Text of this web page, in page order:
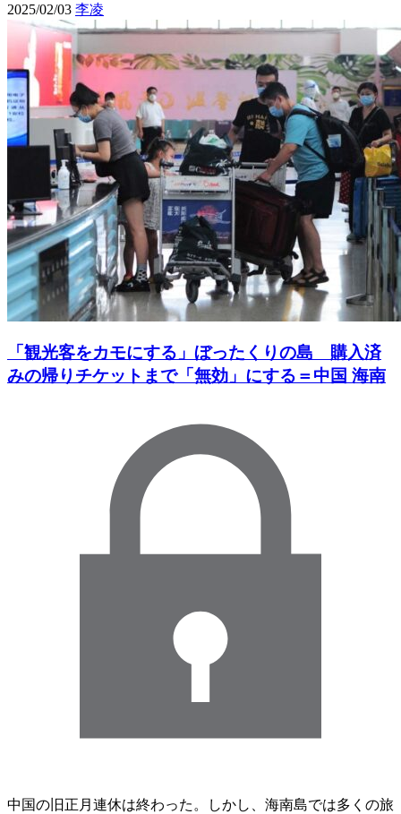
2025/02/03 李凌
「観光客をカモにする」ぼったくりの島 購入済
みの帰りチケットまで「無効」にする＝中国 海南
中国の旧正月連休は終わった。しかし、海南島では多くの旅